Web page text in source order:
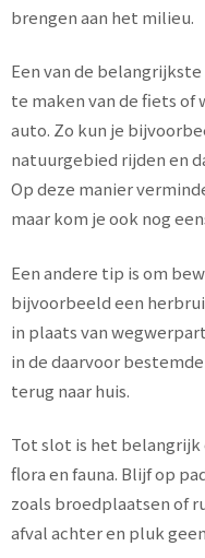
brengen aan het milieu.
Een van de
te maken van de fiets of
auto. Zo kun je
natuurgebied rijden en
Op deze manier
maar kom je ook nog
Een andere tip is om
bijvoorbeeld een
in plaats van
in de daarvoor
terug naar huis.
Tot slot is het
flora en fauna. Blijf op
zoals broedplaatsen of
afval achter en pluk